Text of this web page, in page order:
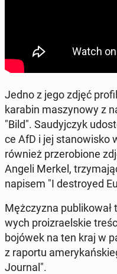
Jedno z jego zdjęć
karabin ma­szy­no­wy z
"Bild". Sau­dyj­czyk
ce AfD i jej sta­no­wi­sko
również prze­ro­bio­ne
Angeli Merkel,
napisem "I de­stroy­ed
Męż­czy­zna
wych pro­izra­el­skie
bojówek na ten kraj w
z raportu
Journal".